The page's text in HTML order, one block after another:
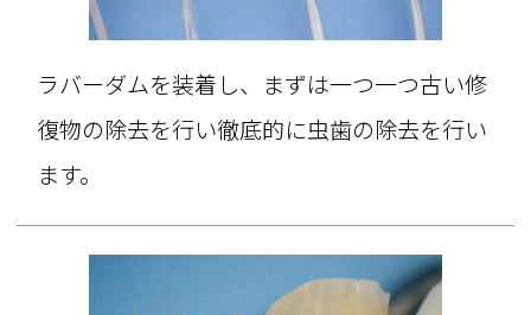
ラバーダムを装着し、まずは一つ一つ古い修
復物の除去を行い徹底的に虫歯の除去を行い
ます。